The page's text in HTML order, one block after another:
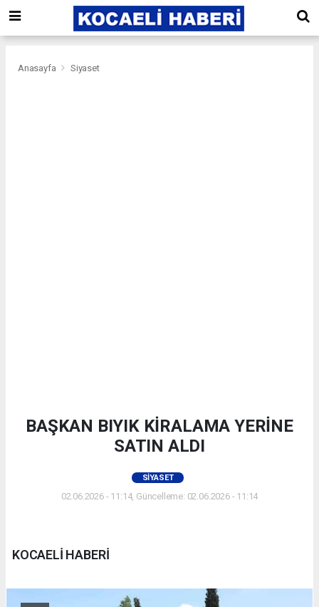
Anasayfa Siyaset
BAŞKAN BIYIK KİRALAMA YERİNE
SATIN ALDI
SIYASET
02.06.2026 - 11:14, Güncelleme: 02.06.2026 - 11:14
KOCAELİ HABERİ